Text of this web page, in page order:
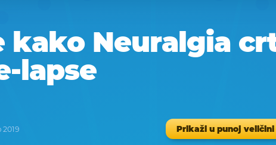
kako Neuralgia
lapse
2019 Prikaži u punoj veličini